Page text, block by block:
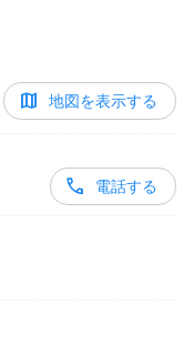
地図を表示する
電話する